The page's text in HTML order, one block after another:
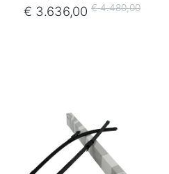
€ 3.636,00 € 4.480,00